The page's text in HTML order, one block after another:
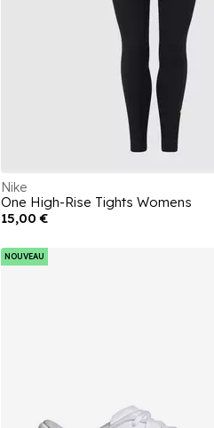
Nike
One High-Rise Tights Womens
15,00 €
NOUVEAU